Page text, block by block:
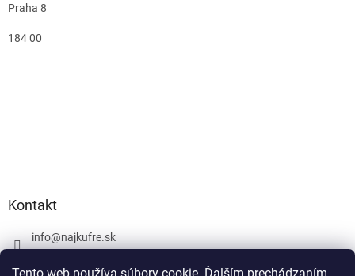
Praha 8
184 00
Kontakt
info@najkufre.sk